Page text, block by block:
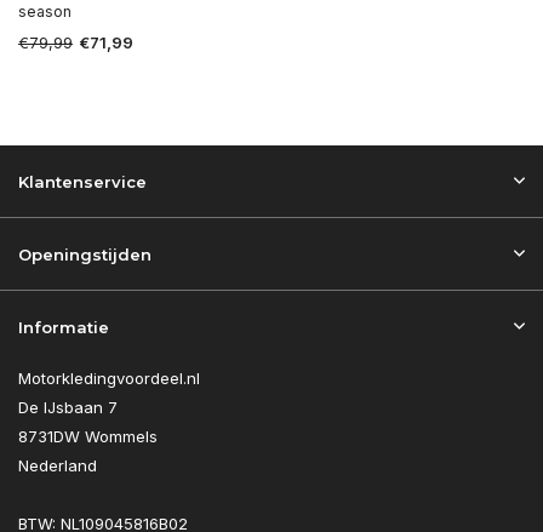
season
€79,99 €71,99
Klantenservice
Openingstijden
Informatie
Motorkledingvoordeel.nl
De IJsbaan 7
8731DW Wommels
Nederland
BTW: NL109045816B02